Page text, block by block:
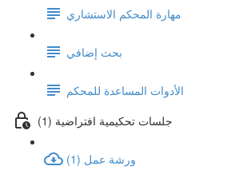
مهارة المحكم الاستشاري
بحث إضافي
الأدوات المساعدة للمحكم
جلسات تحكيمية افتراضية (1)
ورشة عمل (1)